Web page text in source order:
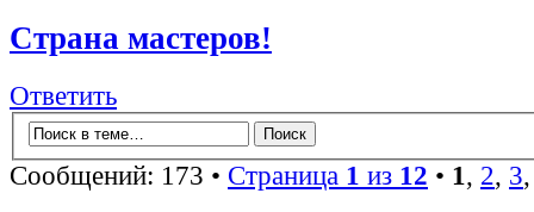
Страна мастеров!
Ответить
Сообщений: 173 • Страница 1 из 12 • 1, 2, 3